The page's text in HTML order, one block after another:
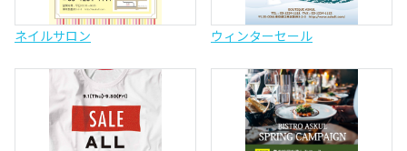
ネイルサロン ウィンターセール